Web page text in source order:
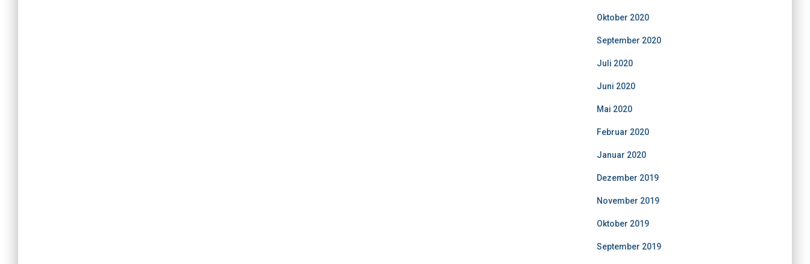
Oktober 2020
September 2020
Juli 2020
Juni 2020
Mai 2020
Februar 2020
Januar 2020
Dezember 2019
November 2019
Oktober 2019
September 2019